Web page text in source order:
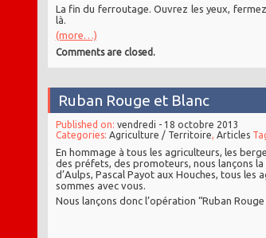
La fin du ferroutage. Ouvrez les yeux,
là.
(more…)
Comments are closed.
Ruban Rouge et Blanc
Published on: vendredi - 18 octobre 2013
Categories: Agriculture / Territoire Articles
En hommage à tous les agriculteurs, les
des préfets, des promoteurs, nous lançons
d’Aulps, Pascal Payot aux Houches, tous
sommes avec vous.
Nous lançons donc l’opération “Ruban